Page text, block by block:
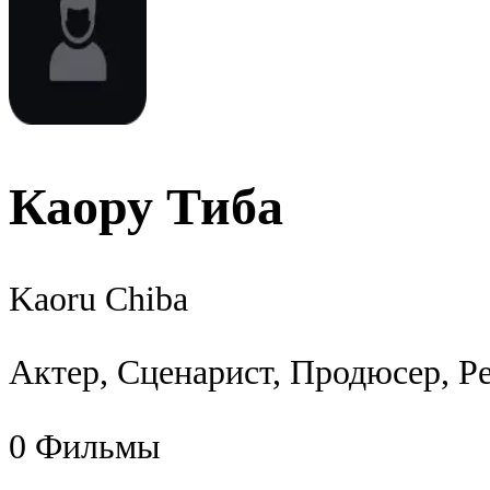
Каору Тиба
Kaoru Chiba
Актер, Сценарист, Продюсер,
0 Фильмы